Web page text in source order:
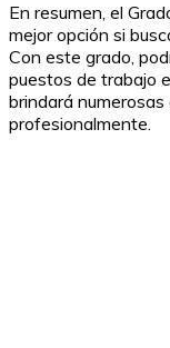
En resumen, el
mejor opción si
Con este grado,
puestos de trabajo
brindará
profesionalmente.